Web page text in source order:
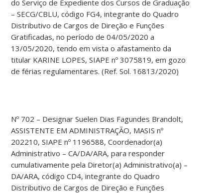
do Serviço de Expediente dos Cursos de Graduação
– SECG/CBLU, código FG4, integrante do Quadro
Distributivo de Cargos de Direção e Funções
Gratificadas, no período de 04/05/2020 a
13/05/2020, tendo em vista o afastamento da
titular KARINE LOPES, SIAPE nº 3075819, em gozo
de férias regulamentares. (Ref. Sol. 16813/2020)
Nº 702 – Designar Suelen Dias Fagundes Brandolt,
ASSISTENTE EM ADMINISTRAÇÃO, MASIS nº
202210, SIAPE nº 1196588, Coordenador(a)
Administrativo – CA/DA/ARA, para responder
cumulativamente pela Diretor(a) Administrativo(a) –
DA/ARA, código CD4, integrante do Quadro
Distributivo de Cargos de Direção e Funções